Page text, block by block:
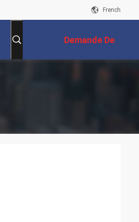
French
Demande De
Soumission